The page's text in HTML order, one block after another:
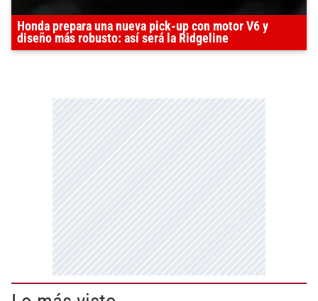
Honda prepara una nueva pick-up con motor V6 y
diseño más robusto: así será la Ridgeline